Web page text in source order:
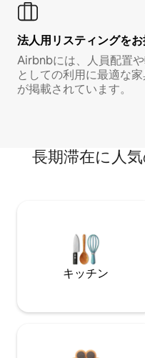
法人用リスティングを
Airbnbには、人員配置
としての利用に最適な
が掲載されています。
長期滞在に人
キッチン